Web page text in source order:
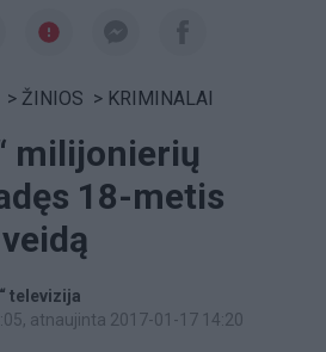
> ŽINIOS > KRIMINALAI
milijonierių
18-metis
televizija
, atnaujinta 2017-01-17 14:20